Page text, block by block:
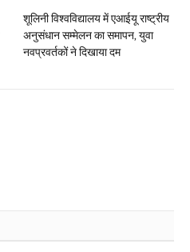
शूलिनी विश्वविद्यालय में एआईयू राष्ट्रीय
अनुसंधान सम्मेलन का समापन, युवा
नवप्रवर्तकों ने दिखाया दम